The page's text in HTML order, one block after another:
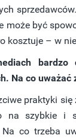
może być
kosztuje – w
bardzo
Na co
praktyki
na szybkie i
Na co trzeba